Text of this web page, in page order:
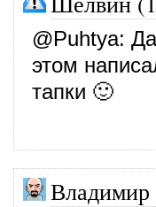
@Puhtya:
этом
тапки 🙂